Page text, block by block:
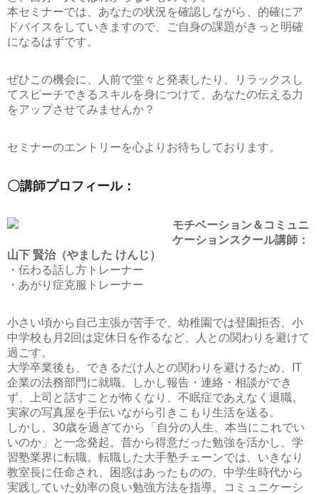
本セミナーでは、あなたの状況を確認しながら、的確にア
ドバイスをしていきますので、ご自身の課題がきっと明確
になるはずです。
ぜひこの機会に、人前で堂々と発表したり、リラックスし
てスピーチできるスキルを身につけて、あなたの伝える力
をアップさせてみませんか？
セミナーのエントリーを心よりお待ちしております。
〇講師プロフィール：
モチベーション＆コミュニ
ケーションスクール講師：
山下 賢治（やました けんじ）
・伝わる話し方トレーナー
・あがり症克服トレーナー
小さい頃から自己主張が苦手で、幼稚園では登園拒否、小
中学校も月2回は定休日を作るなど、人との関わりを避けて
過ごす。
大学卒業後も、できるだけ人との関わりを避けるため、IT
企業の法務部門に就職。しかし報告・連絡・相談ができ
ず、上司と話すことが怖くなり、不眠症であえなく退職。
実家の写真屋を手伝いながら引きこもり生活を送る。
しかし、30歳を過ぎてから「自分の人生、本当にこれでい
いのか」と一念発起。昔から得意だった勉強を活かし、学
習塾業界に転職。転職した大手塾チェーンでは、いきなり
教室長に任命され、困惑はあったものの、中学生時代から
実践していた効率の良い勉強方法を指導。コミュニケーシ